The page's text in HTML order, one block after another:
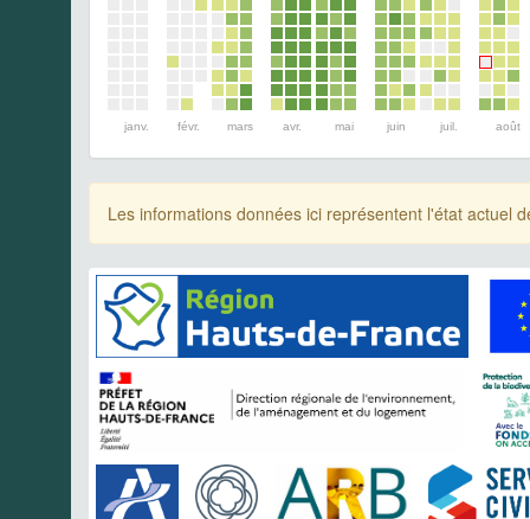
janv. févr. mars avr. mai juin juil. août
Les informations données ici représentent l'état actuel